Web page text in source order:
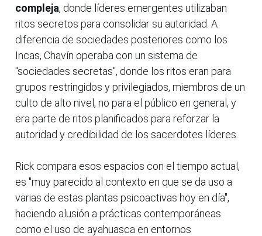
compleja, donde líderes emergentes utilizaban
ritos secretos para consolidar su autoridad. A
diferencia de sociedades posteriores como los
Incas, Chavín operaba con un sistema de
"sociedades secretas", donde los ritos eran para
grupos restringidos y privilegiados, miembros de un
culto de alto nivel, no para el público en general, y
era parte de ritos planificados para reforzar la
autoridad y credibilidad de los sacerdotes líderes.
Rick compara esos espacios con el tiempo actual,
es "muy parecido al contexto en que se da uso a
varias de estas plantas psicoactivas hoy en día",
haciendo alusión a prácticas contemporáneas
como el uso de ayahuasca en entornos